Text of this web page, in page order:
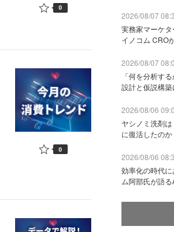
0
0
2026/08/07
実務家マーケ
イノコム CRO
2026/08/07
「何を分析す
設計と仮説構
2026/08/06
ヤシノミ洗剤
に復活したの
2026/08/06
効率化の時代
ム阿部氏が語